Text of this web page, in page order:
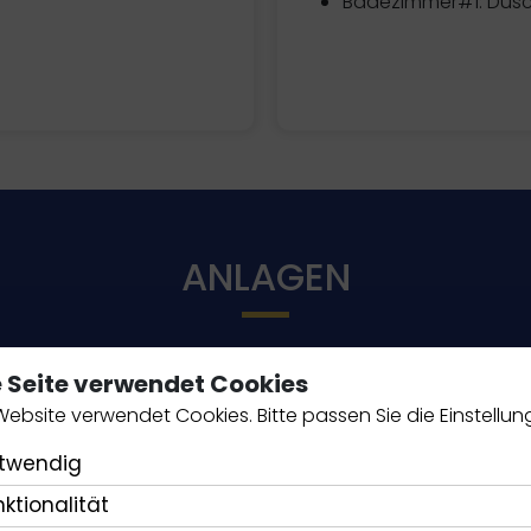
Seite verwendet Cookies
verwendet Cookies. Bitte passen Sie die
ANLAGEN
KÜCHEN-ESSENTIALS
Kühlschrank mit Gefrierfach